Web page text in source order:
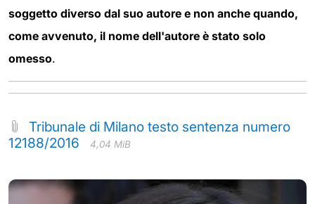
soggetto diverso dal suo autore e non anche quando,
come avvenuto, il nome dell'autore è stato solo
omesso.
Tribunale di Milano testo sentenza numero
12188/2016
4,04 MiB